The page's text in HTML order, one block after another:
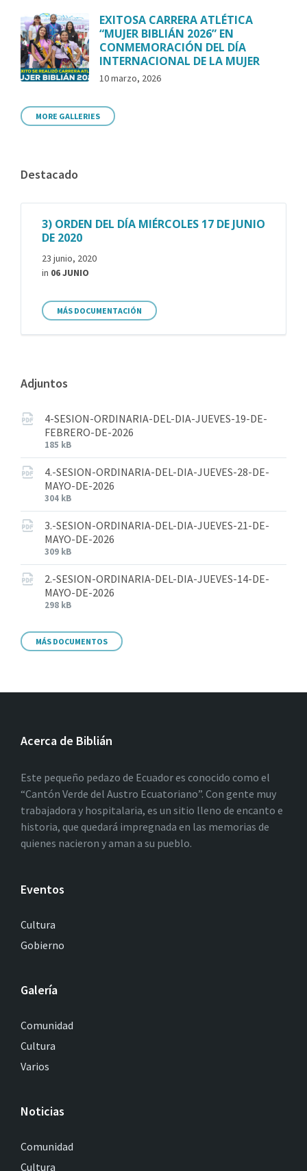
EXITOSA CARRERA ATLÉTICA
“MUJER BIBLIÁN 2026” EN
CONMEMORACIÓN DEL DÍA
INTERNACIONAL DE LA MUJER
10 marzo, 2026
MORE GALLERIES
Destacado
3) ORDEN DEL DÍA MIÉRCOLES 17 DE JUNIO
DE 2020
23 junio, 2020
in 06 JUNIO
MÁS DOCUMENTACIÓN
Adjuntos
4-SESION-ORDINARIA-DEL-DIA-JUEVES-19-DE-
FEBRERO-DE-2026
185 kB
4.-SESION-ORDINARIA-DEL-DIA-JUEVES-28-DE-
MAYO-DE-2026
304 kB
3.-SESION-ORDINARIA-DEL-DIA-JUEVES-21-DE-
MAYO-DE-2026
309 kB
2.-SESION-ORDINARIA-DEL-DIA-JUEVES-14-DE-
MAYO-DE-2026
298 kB
MÁS DOCUMENTOS
Acerca de Biblián
Este pequeño pedazo de Ecuador es conocido como el
“Cantón Verde del Austro Ecuatoriano”. Con gente muy
trabajadora y hospitalaria, es un sitio lleno de encanto e
historia, que quedará impregnada en las memorias de
quienes nacieron y aman a su pueblo.
Eventos
Cultura
Gobierno
Galería
Comunidad
Cultura
Varios
Noticias
Comunidad
Cultura